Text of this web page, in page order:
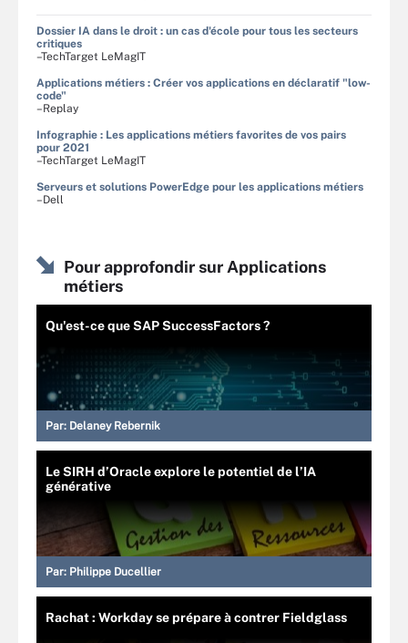
Dossier IA dans le droit : un cas d'école pour tous les secteurs
critiques
–TechTarget LeMagIT
Applications métiers : Créer vos applications en déclaratif "low-
code"
–Replay
Infographie : Les applications métiers favorites de vos pairs
pour 2021
–TechTarget LeMagIT
Serveurs et solutions PowerEdge pour les applications métiers
–Dell
Pour approfondir sur Applications
métiers
Qu'est-ce que SAP SuccessFactors ?
Par: Delaney Rebernik
Le SIRH d’Oracle explore le potentiel de l’IA
générative
Par: Philippe Ducellier
Rachat : Workday se prépare à contrer Fieldglass